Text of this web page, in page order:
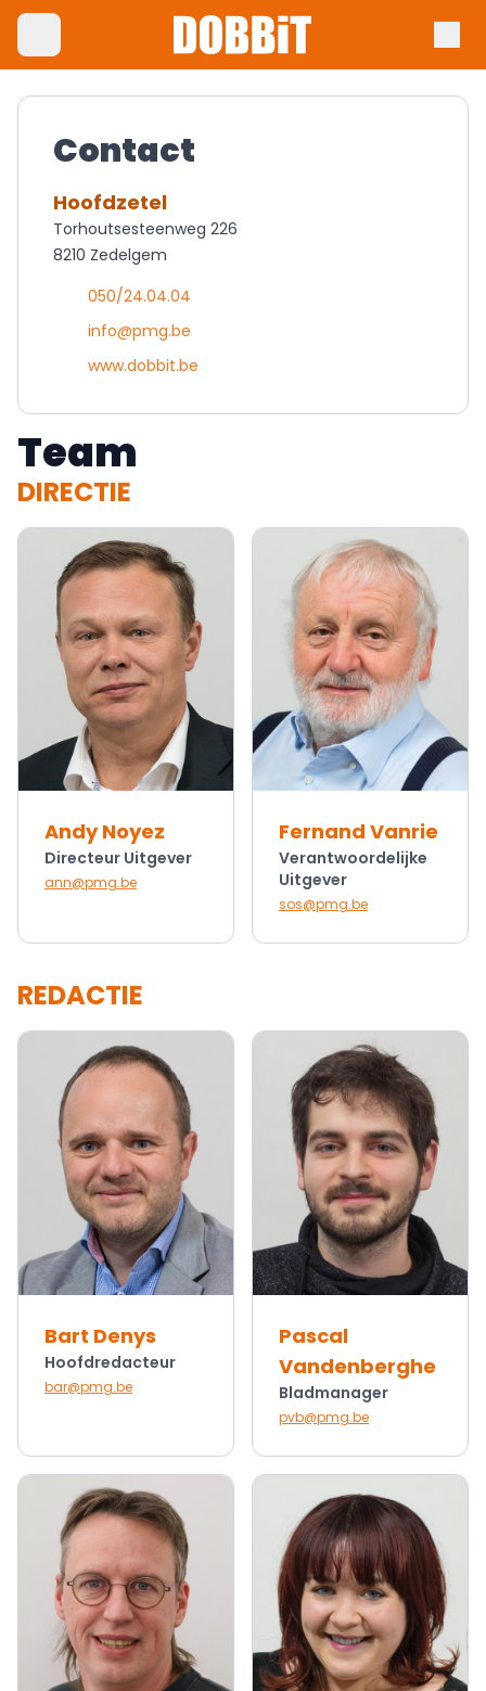
Team
DIRECTIE
Andy Noyez
Directeur Uitgever
ann@pmg.be
Fernand Vanrie
Verantwoordelijke
Uitgever
sos@pmg.be
REDACTIE
Bart Denys
Hoofdredacteur
bar@pmg.be
Pascal
Vandenberghe
Bladmanager
pvb@pmg.be
Contact
Hoofdzetel
Torhoutsesteenweg 226
8210 Zedelgem
050/24.04.04
info@pmg.be
www.dobbit.be